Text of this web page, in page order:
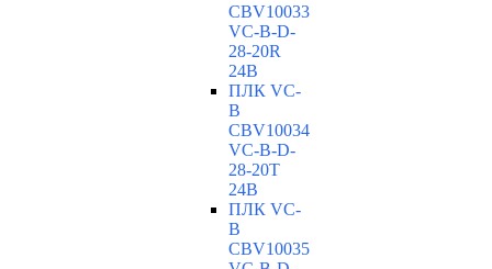
CBV10033
VC-В-D-
28-20R
24В
ПЛК VC-
B
CBV10034
VC-В-D-
28-20T
24В
ПЛК VC-
B
CBV10035